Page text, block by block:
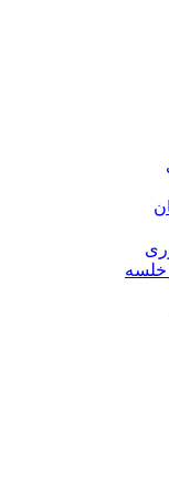
خلسه